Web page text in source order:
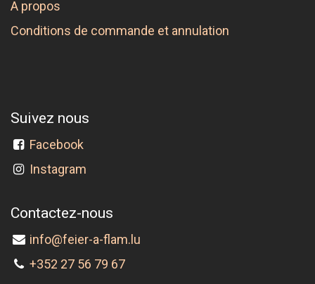
A propos
Conditions de commande et annulation
Suivez nous
Facebook
Instagram
Contactez-nous
info@feier-a-flam.lu
+352 27 56 79 67